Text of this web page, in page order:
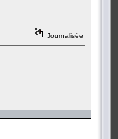
Journalisée